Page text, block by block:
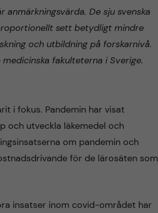
De sju svenska
sett betydligt mindre
och utbildning på forskarnivå.
fakulteterna i Sverige.
i fokus. Pandemin har visat
och utveckla läkemedel och
om pandemin och
för de lärosäten som
insatser inom covid-området har